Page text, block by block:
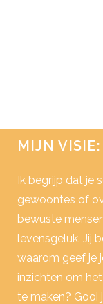
MIJN VISIE:
Ik begrijp dat je
gewoontes of
bewuste
levensgeluk. Jij
waarom geef je
inzichten om
te maken? Gooi